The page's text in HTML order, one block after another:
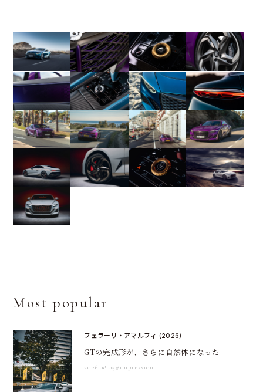
Most popular
フェラーリ・アマルフィ (2026)
GTの完成形が、さらに自然体になった
2026.08.05 #impression